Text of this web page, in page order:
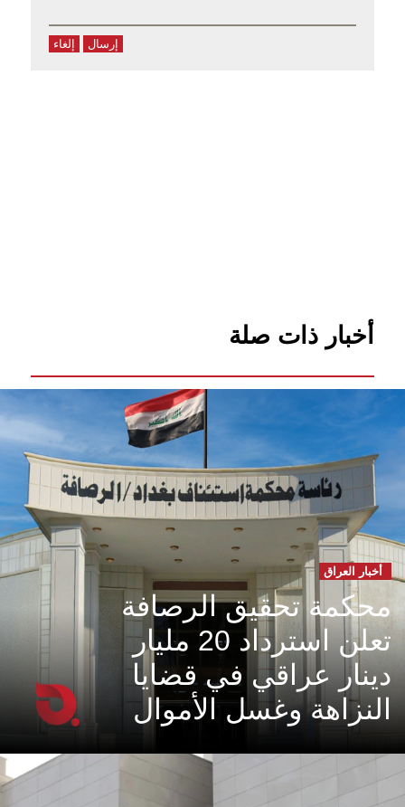
إرسال إلغاء
أخبار ذات صلة
أخبار العراق
محكمة تحقيق الرصافة
تعلن استرداد 20 مليار
دينار عراقي في قضايا
النزاهة وغسل الأموال